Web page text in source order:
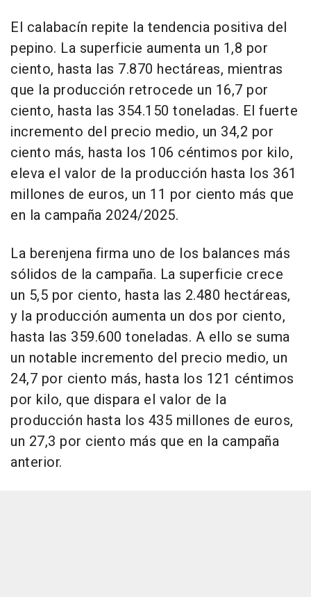
El calabacín repite la tendencia positiva del
pepino. La superficie aumenta un 1,8 por
ciento, hasta las 7.870 hectáreas, mientras
que la producción retrocede un 16,7 por
ciento, hasta las 354.150 toneladas. El fuerte
incremento del precio medio, un 34,2 por
ciento más, hasta los 106 céntimos por kilo,
eleva el valor de la producción hasta los 361
millones de euros, un 11 por ciento más que
en la campaña 2024/2025.
La berenjena firma uno de los balances más
sólidos de la campaña. La superficie crece
un 5,5 por ciento, hasta las 2.480 hectáreas,
y la producción aumenta un dos por ciento,
hasta las 359.600 toneladas. A ello se suma
un notable incremento del precio medio, un
24,7 por ciento más, hasta los 121 céntimos
por kilo, que dispara el valor de la
producción hasta los 435 millones de euros,
un 27,3 por ciento más que en la campaña
anterior.